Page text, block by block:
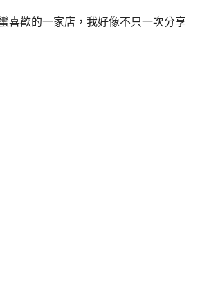
喜歡的一家店，我好像不只一次分享